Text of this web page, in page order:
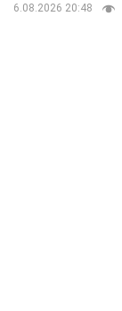
6.08.2026 20:48